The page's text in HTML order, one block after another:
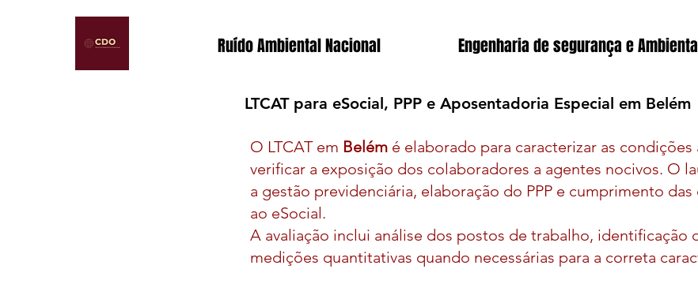
Ruído Ambiental Nacional Engenharia de segurança e
LTCAT para eSocial, PPP e Aposentadoria Especial em Belém
O LTCAT em Belém é elaborado para caracterizar as
verificar a exposição dos colaboradores a agentes nocivos. O
a gestão previdenciária, elaboração do PPP e cumprimento
ao eSocial.
A avaliação inclui análise dos postos de trabalho, identificação
medições quantitativas quando necessárias para a correta